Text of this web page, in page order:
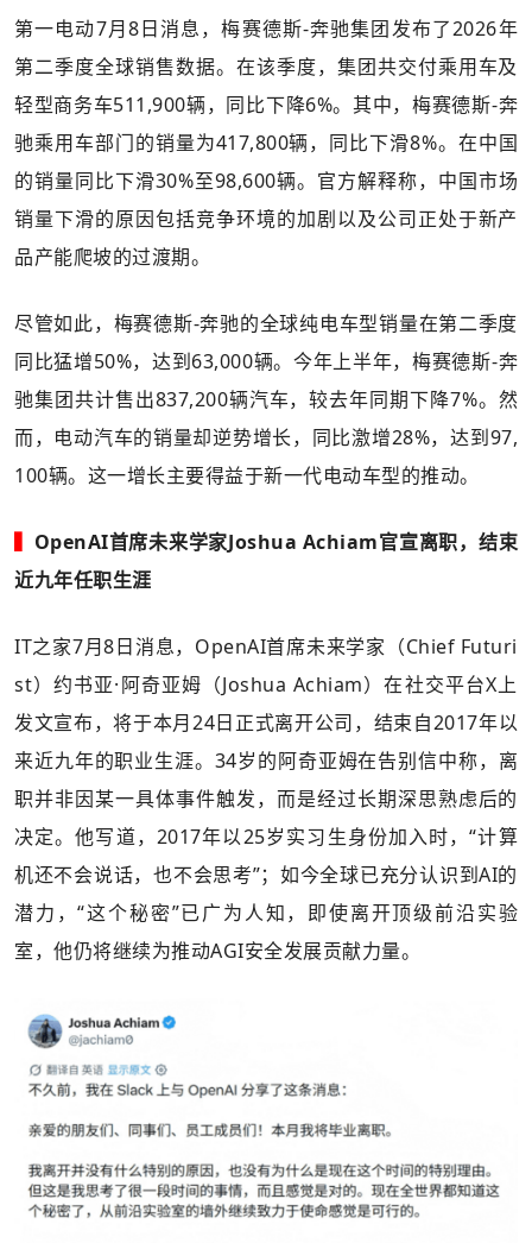
第一电动7月8日消息，梅赛德斯-奔驰集团发布了2026年
第二季度全球销售数据。在该季度，集团共交付乘用车及
轻型商务车511,900辆，同比下降6%。其中，梅赛德斯-奔
驰乘用车部门的销量为417,800辆，同比下滑8%。在中国
的销量同比下滑30%至98,600辆。官方解释称，中国市场
销量下滑的原因包括竞争环境的加剧以及公司正处于新产
品产能爬坡的过渡期。
尽管如此，梅赛德斯-奔驰的全球纯电车型销量在第二季度
同比猛增50%，达到63,000辆。今年上半年，梅赛德斯-奔
驰集团共计售出837,200辆汽车，较去年同期下降7%。然
而，电动汽车的销量却逆势增长，同比激增28%，达到97,
100辆。这一增长主要得益于新一代电动车型的推动。
OpenAI首席未来学家Joshua Achiam官宣离职，结束
近九年任职生涯
IT之家7月8日消息，OpenAI首席未来学家（Chief Futuri
st）约书亚·阿奇亚姆（Joshua Achiam）在社交平台X上
发文宣布，将于本月24日正式离开公司，结束自2017年以
来近九年的职业生涯。34岁的阿奇亚姆在告别信中称，离
职并非因某一具体事件触发，而是经过长期深思熟虑后的
决定。他写道，2017年以25岁实习生身份加入时，“计算
机还不会说话，也不会思考”；如今全球已充分认识到AI的
潜力，“这个秘密”已广为人知，即使离开顶级前沿实验
室，他仍将继续为推动AGI安全发展贡献力量。